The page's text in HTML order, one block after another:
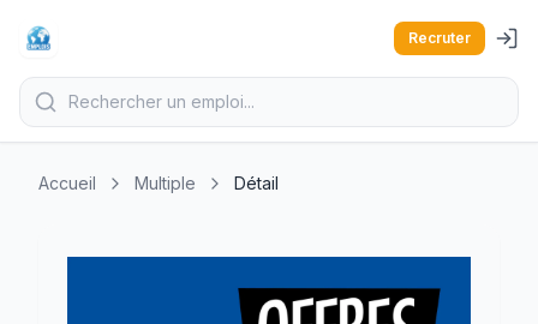
Recruter
Accueil Multiple Détail